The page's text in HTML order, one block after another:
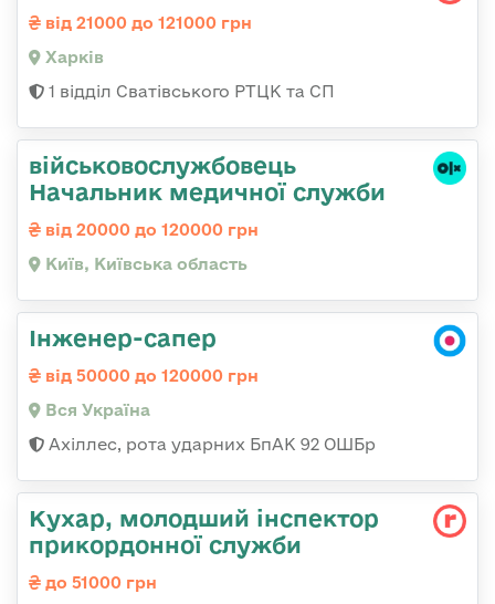
від 21000 до 121000 грн
Харків
1 відділ Сватівського РТЦК та СП
військовослужбовець
Начальник медичної служби
від 20000 до 120000 грн
Київ, Київська область
Інженер-сапер
від 50000 до 120000 грн
Вся Україна
Ахіллес, рота ударних БпАК 92 ОШБр
Кухар, молодший інспектор
прикордонної служби
до 51000 грн